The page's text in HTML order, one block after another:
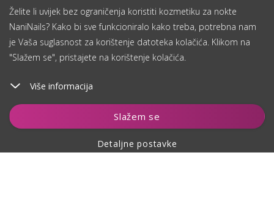
Želite li uvijek bez ograničenja koristiti kozmetiku za nokte
NaniNails? Kako bi sve funkcioniralo kako treba, potrebna nam
je Vaša suglasnost za korištenje datoteka kolačića. Klikom na
"Slažem se", pristajete na korištenje kolačića.
Više informacija
Slažem se
Detaljne postavke
Dodaj u košaricu